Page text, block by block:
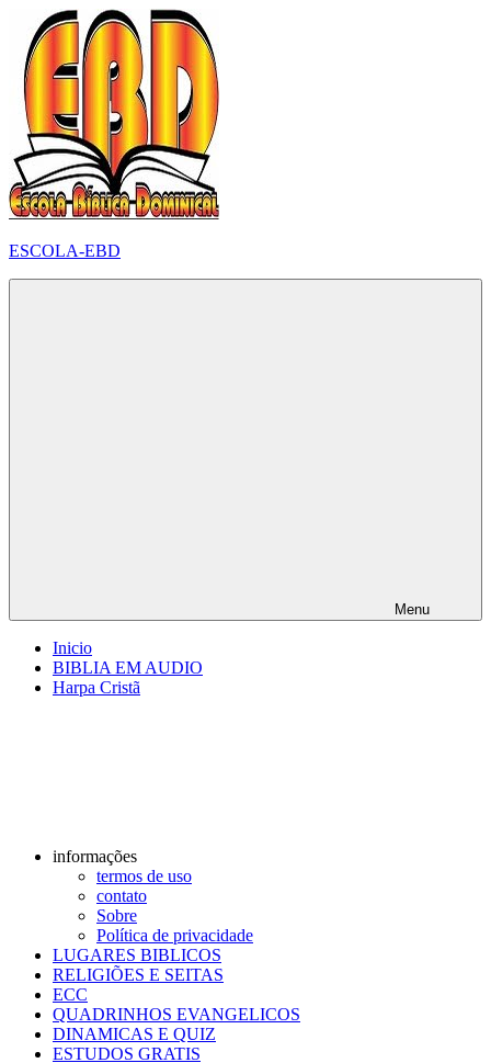
para
conteúdo
ESCOLA-EBD
Menu
Inicio
BIBLIA EM AUDIO
Harpa Cristã
informações
termos de uso
contato
Sobre
Política de privacidade
LUGARES BIBLICOS
RELIGIÕES E SEITAS
ECC
QUADRINHOS EVANGELICOS
DINAMICAS E QUIZ
ESTUDOS GRATIS